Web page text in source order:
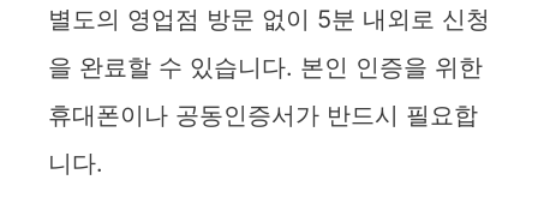
별도의 영업점 방문 없이 5분 내외로 신청
을 완료할 수 있습니다. 본인 인증을 위한
휴대폰이나 공동인증서가 반드시 필요합
니다.